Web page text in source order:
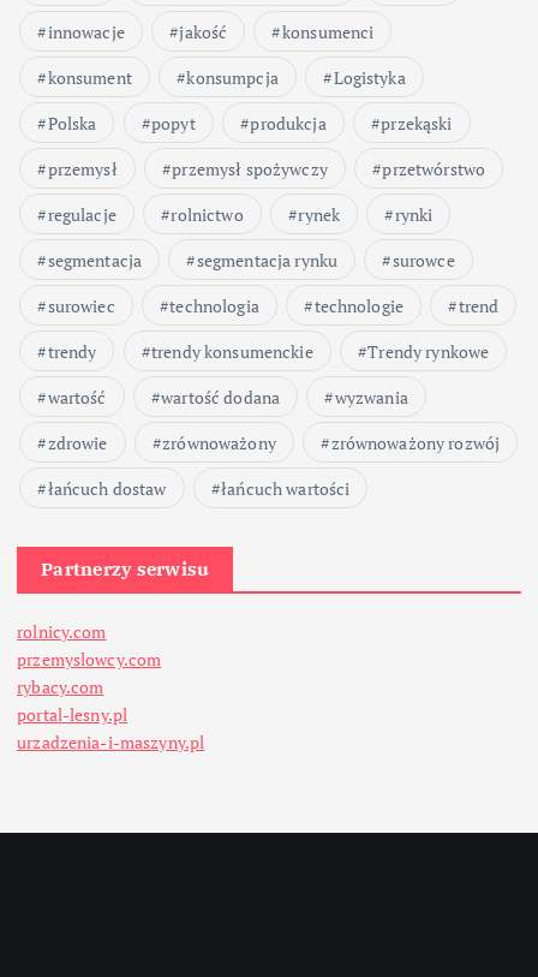
innowacje
jakość
konsumenci
konsument
konsumpcja
Logistyka
Polska
popyt produkcja
przekąski
przemysł
przemysł spożywczy
przetwórstwo
regulacje
rolnictwo rynek
rynki
segmentacja
segmentacja rynku
surowce
surowiec
technologia technologie
trend
trendy
trendy konsumenckie
Trendy rynkowe
wartość
wartość dodana
wyzwania
zdrowie
zrównoważony
zrównoważony rozwój
łańcuch dostaw
łańcuch wartości
Partnerzy serwisu
rolnicy.com
przemyslowcy.com
rybacy.com
portal-lesny.pl
urzadzenia-i-maszyny.pl